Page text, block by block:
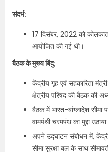
संदर्भ:
17 दिसंबर, 2022 को
आयोजित की गई थी।
बैठक के मुख्य बिंदु:
केंद्रीय गृह एवं सहकारिता
क्षेत्रीय परिषद की बैठक की
बैठक में भारत-बांग्लादेश
वामपंथी चरमपंथ का मुद्दा
अपने उद्घाटन संबोधन में,
सीमा सुरक्षा बल के साथ